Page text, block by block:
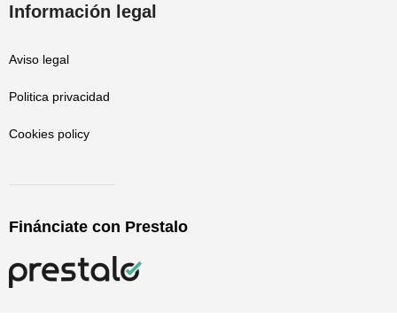
Información legal
Aviso legal
Politica privacidad
Cookies policy
Finánciate con Prestalo